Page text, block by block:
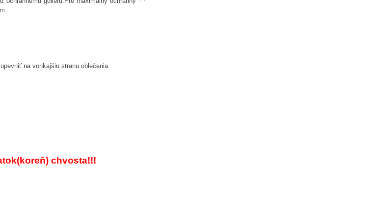
na vonkajšiu stranu oblečenia.
chvosta!!!